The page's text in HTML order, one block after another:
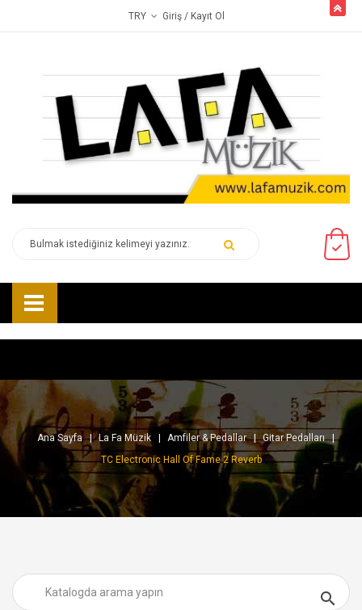
TRY Giriş / Kayıt Ol
Ana Sayfa La Fa Müzik Amfiler & Pedallar
Gitar Pedalları
TC Electronic Hall Of Fame 2 Reverb
